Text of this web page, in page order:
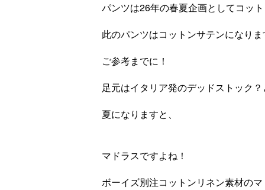
パンツは26年の春夏企画としてコッ
此のパンツはコットンサテンになり
ご参考までに！
足元はイタリア発のデッドストック
夏になりますと、
マドラスですよね！
ボーイズ別注コットンリネン素材の